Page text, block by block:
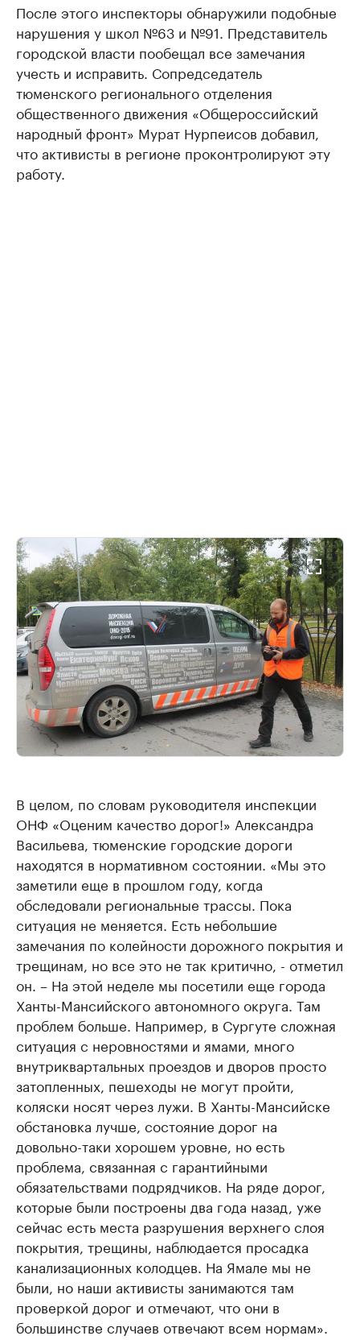
После этого инспекторы обнаружили подобные
нарушения у школ №63 и №91. Представитель
городской власти пообещал все замечания
учесть и исправить. Сопредседатель
тюменского регионального отделения
общественного движения «Общероссийский
народный фронт» Мурат Нурпеисов добавил,
что активисты в регионе проконтролируют эту
работу.
В целом, по словам руководителя инспекции
ОНФ «Оценим качество дорог!» Александра
Васильева, тюменские городские дороги
находятся в нормативном состоянии. «Мы это
заметили еще в прошлом году, когда
обследовали региональные трассы. Пока
ситуация не меняется. Есть небольшие
замечания по колейности дорожного покрытия и
трещинам, но все это не так критично, - отметил
он. – На этой неделе мы посетили еще города
Ханты-Мансийского автономного округа. Там
проблем больше. Например, в Сургуте сложная
ситуация с неровностями и ямами, много
внутриквартальных проездов и дворов просто
затопленных, пешеходы не могут пройти,
коляски носят через лужи. В Ханты-Мансийске
обстановка лучше, состояние дорог на
довольно-таки хорошем уровне, но есть
проблема, связанная с гарантийными
обязательствами подрядчиков. На ряде дорог,
которые были построены два года назад, уже
сейчас есть места разрушения верхнего слоя
покрытия, трещины, наблюдается просадка
канализационных колодцев. На Ямале мы не
были, но наши активисты занимаются там
проверкой дорог и отмечают, что они в
большинстве случаев отвечают всем нормам».